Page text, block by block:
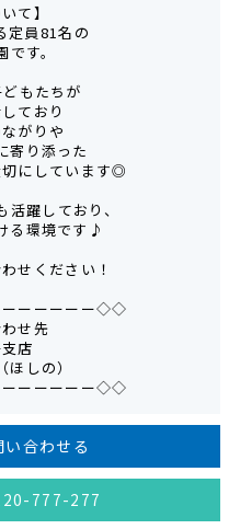
て】
定員81名の
す。
もたちが
ており
がりや
寄り添った
にしています◎
躍しており、
る環境です♪
せください！
ーーーーー◇◇
せ先
店
しの）
ーーーーー◇◇
合わせる
777-277